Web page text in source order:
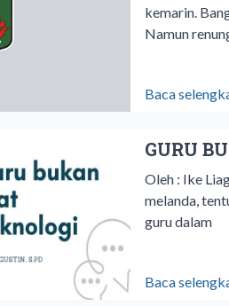
kemarin.
Namun
Baca
GURU
Oleh : Ike
melanda,
guru dalam
Baca